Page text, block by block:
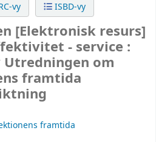
vy ISBD-vy
[Elektronisk resurs]
- service :
Utredningen om
framtida
framtida